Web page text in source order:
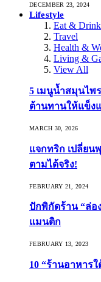
DECEMBER 23, 2024
Lifestyle
Eat & Drink
Travel
Health &
Living &
View All
5 เมนูน้ำสมุนไ
ต้านทานให้แข็ง
MARCH 30, 2026
แจกทริก เปลี่ยน
ตามได้จริง!
FEBRUARY 21, 2024
ปักพิกัดร้าน “ล่อ
แมนติก
FEBRUARY 13, 2023
10 “ร้านอาหาร